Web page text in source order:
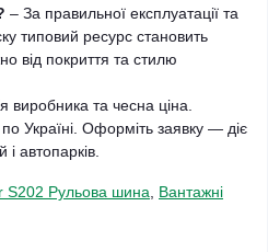
– За правильної експлуатації та
типовий ресурс становить
від покриття та стилю
виробника та чесна ціна.
Україні. Оформіть заявку — діє
автопарків.
S202 Рульова шина
Вантажні